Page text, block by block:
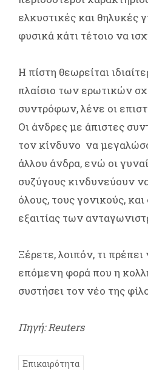
ελκυστικές και θηλυκές
φυσικά κάτι τέτοιο να
Η πίστη θεωρείται
πλαίσιο των ερωτικών
συντρόφων, λένε οι
Οι άνδρες με άπιστες
τον κίνδυνο να
άλλου άνδρα, ενώ οι
συζύγους κινδυνεύουν
όλους, τους γονικούς,
εξαιτίας των
Ξέρετε, λοιπόν, τι
επόμενη φορά που η
συστήσει τον νέο της
Πηγή: Reuters
Επικαιρότητα